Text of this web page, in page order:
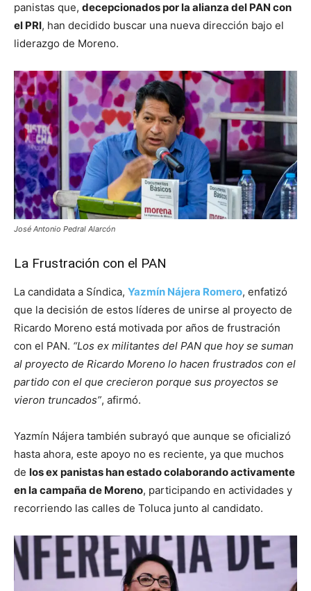
panistas que, decepcionados por la alianza del PAN con
el PRI, han decidido buscar una nueva dirección bajo el
liderazgo de Moreno.
José Antonio Pedral Alarcón
La Frustración con el PAN
La candidata a Síndica, Yazmín Nájera Romero, enfatizó
que la decisión de estos líderes de unirse al proyecto de
Ricardo Moreno está motivada por años de frustración
con el PAN. “Los ex militantes del PAN que hoy se suman
al proyecto de Ricardo Moreno lo hacen frustrados con el
partido con el que crecieron porque sus proyectos se
vieron truncados”, afirmó.
Yazmín Nájera también subrayó que aunque se oficializó
hasta ahora, este apoyo no es reciente, ya que muchos
de los ex panistas han estado colaborando activamente
en la campaña de Moreno, participando en actividades y
recorriendo las calles de Toluca junto al candidato.